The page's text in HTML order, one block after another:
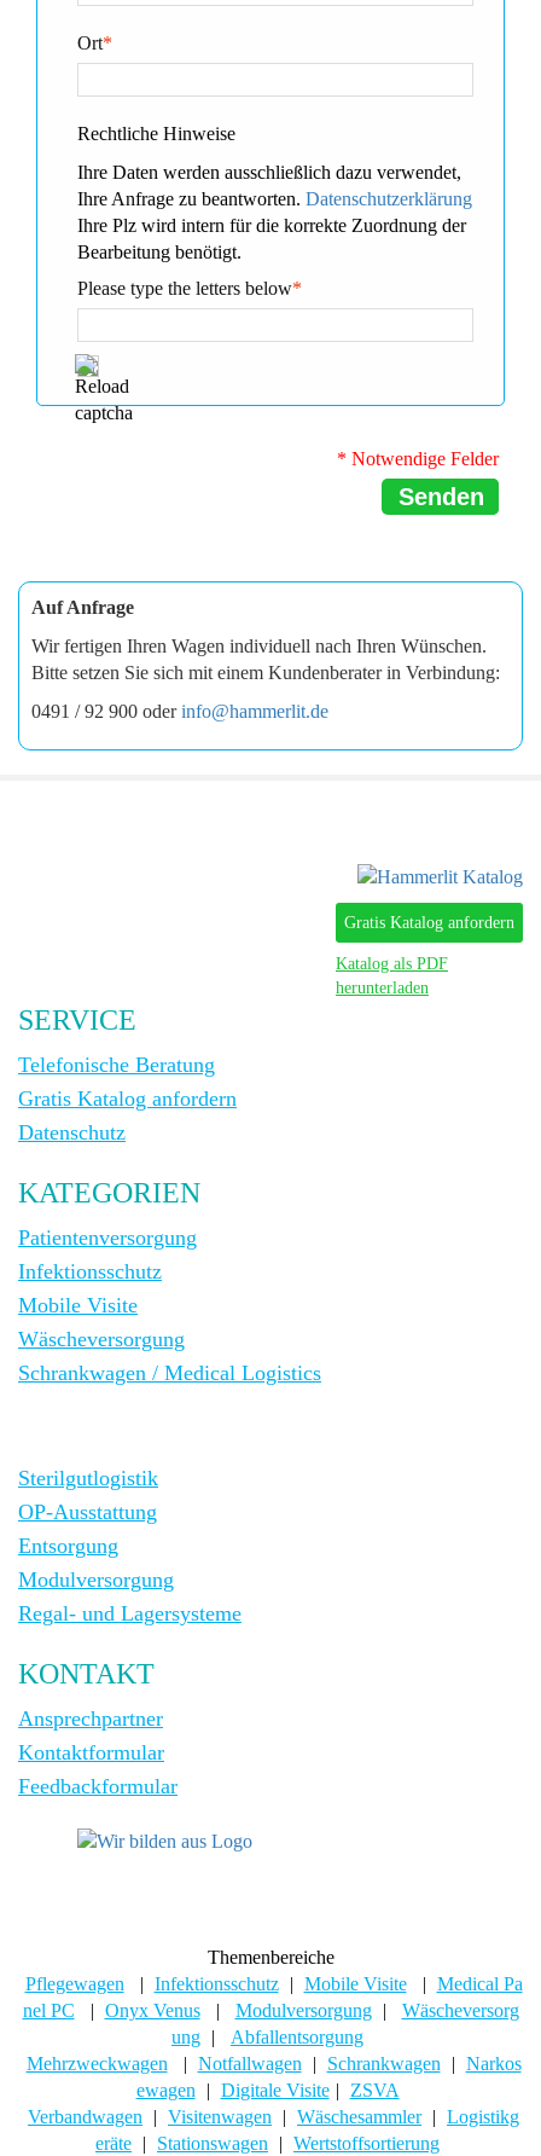
*
Ort
Rechtliche Hinweise
Ihre Daten werden ausschließlich dazu verwendet,
Ihre Anfrage zu beantworten. Datenschutzerklärung
Ihre Plz wird intern für die korrekte Zuordnung der
Bearbeitung benötigt.
*
Please type the letters below
* Notwendige Felder
Senden
Auf Anfrage
Wir fertigen Ihren Wagen individuell nach Ihren Wünschen.
Bitte setzen Sie sich mit einem Kundenberater in Verbindung:
0491 / 92 900 oderinfo@hammerlit.de
Gratis Katalog anfordern
Katalog als PDF
herunterladen
SERVICE
Telefonische Beratung
Gratis Katalog anfordern
Datenschutz
KATEGORIEN
Patientenversorgung
Infektionsschutz
Mobile Visite
Wäscheversorgung
Schrankwagen / Medical Logistics
Sterilgutlogistik
OP-Ausstattung
Entsorgung
Modulversorgung
Regal- und Lagersysteme
KONTAKT
Ansprechpartner
Kontaktformular
Feedbackformular
Themenbereiche
Pflegewagen
Infektionsschutz Mobile Visite
Medical Pa
nel PC
Onyx Venus Modulversorgung
Wäscheversorg
ung
Abfallentsorgung
Mehrzweckwagen
Notfallwagen Schrankwagen
Narkos
ewagen
Digitale Visite
ZSVA
Verbandwagen
Visitenwagen Wäschesammler
Logistikg
eräte
Stationswagen Wertstoffsortierung